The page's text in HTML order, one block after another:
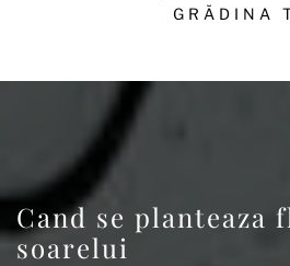
GRĂDINA
Cand se planteaza
soarelui